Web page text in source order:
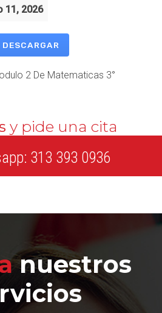
11, 2026
DESCARGAR
2 De Matematicas 3°
y pide una cita
313 393 0936
nuestros